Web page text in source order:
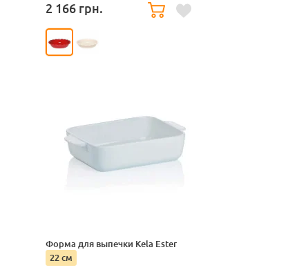
2 166 грн.
Форма для выпечки Kela Ester
22 см